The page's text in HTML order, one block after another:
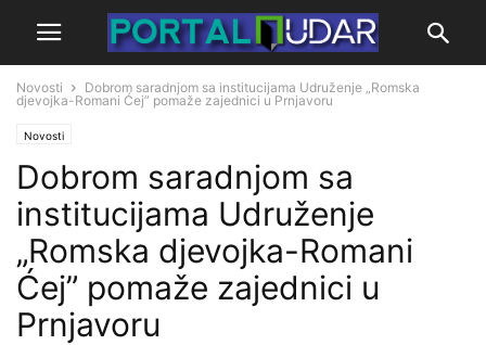
Novosti
Dobrom saradnjom sa institucijama Udruženje „Romska
djevojka-Romani Ćej” pomaže zajednici u Prnjavoru
Novosti
Dobrom saradnjom sa
institucijama Udruženje
„Romska djevojka-Romani
Ćej” pomaže zajednici u
Prnjavoru